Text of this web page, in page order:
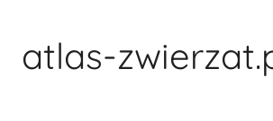
treściatlas-